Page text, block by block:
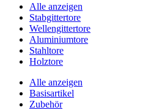
Alle anzeigen
Stabgittertore
Wellengittertore
Aluminiumtore
Stahltore
Holztore
Alle anzeigen
Basisartikel
Zubehör